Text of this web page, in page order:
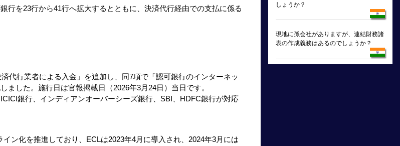
行を23行から41行へ拡大するとともに、決済代行経由での支払に係る
代行業者による入金」を追加し、同7項で「認可銀行のインターネッ
ました。施行日は官報掲載日（2026年3月24日）当日です。
銀行、インディアンオーバーシーズ銀行、SBI、HDFC銀行が対応
ン化を推進しており、ECLは2023年4月に導入され、2024年3月には
しょうか？
現地に孫会社がありますが、連結財務諸
表の作成義務はあるのでしょうか？